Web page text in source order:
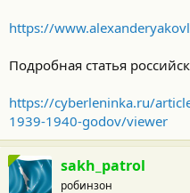
https://
Подробная статья
https://cyberleninka.ru/
1939-1940-godov/viewer
sakh_patrol
робинзон